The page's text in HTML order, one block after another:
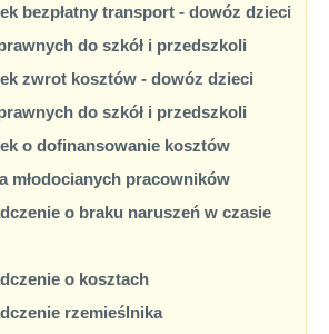
bezpłatny transport - dowóz dzieci
do szkół i przedszkoli
zwrot kosztów - dowóz dzieci
do szkół i przedszkoli
o dofinansowanie kosztów
młodocianych pracowników
o braku naruszeń w czasie
o kosztach
rzemieślnika